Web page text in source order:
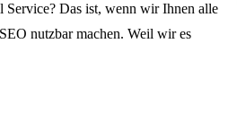
Service? Das ist, wenn wir Ihnen alle
nutzbar machen. Weil wir es